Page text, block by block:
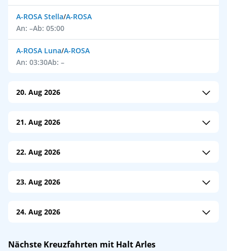
A-ROSA Stella/A-ROSA
An: –Ab: 05:00
A-ROSA Luna/A-ROSA
An: 03:30Ab: –
20. Aug 2026
An: –Ab: 09:00
21. Aug 2026
An: 05:30Ab: –
22. Aug 2026
An: –Ab: 08:30
23. Aug 2026
An: 20:30Ab: –
24. Aug 2026
An: –Ab: 18:00
Nächste Kreuzfahrten mit Halt Arles